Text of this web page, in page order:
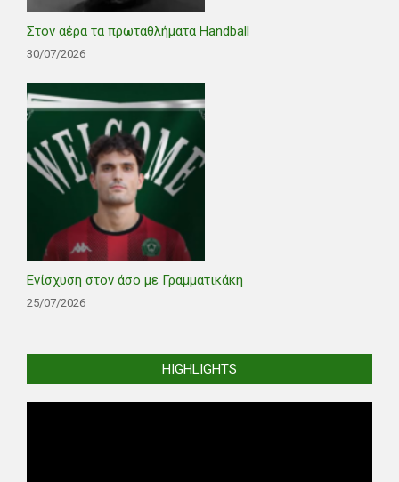
Στον αέρα τα πρωταθλήματα Handball
30/07/2026
Ενίσχυση στον άσο με Γραμματικάκη
25/07/2026
HIGHLIGHTS